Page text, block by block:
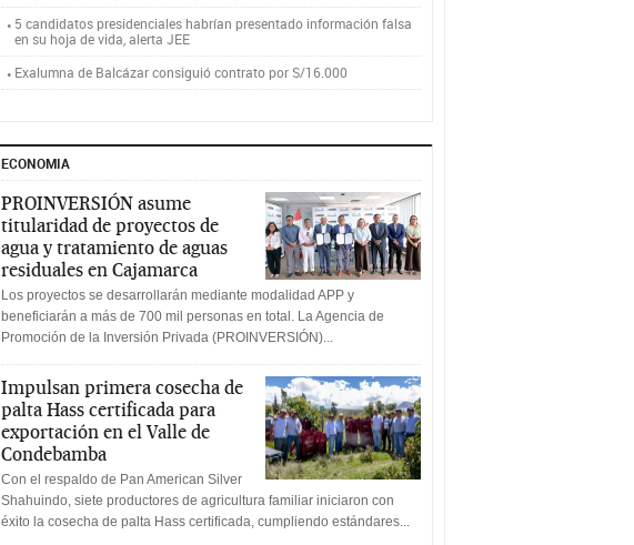
5 candidatos presidenciales habrían presentado información falsa
en su hoja de vida, alerta JEE
Exalumna de Balcázar consiguió contrato por S/16.000
ECONOMIA
PROINVERSIÓN asume
titularidad de proyectos de
agua y tratamiento de aguas
residuales en Cajamarca
Los proyectos se desarrollarán mediante modalidad APP y
beneficiarán a más de 700 mil personas en total. La Agencia de
Promoción de la Inversión Privada (PROINVERSIÓN)...
Impulsan primera cosecha de
palta Hass certificada para
exportación en el Valle de
Condebamba
Con el respaldo de Pan American Silver
Shahuindo, siete productores de agricultura familiar iniciaron con
éxito la cosecha de palta Hass certificada, cumpliendo estándares...